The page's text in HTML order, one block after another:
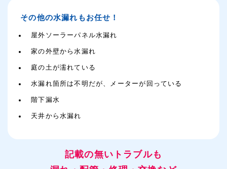
その他の水漏れもお任せ！
屋外ソーラーパネル水漏れ
家の外壁から水漏れ
庭の土が濡れている
水漏れ箇所は不明だが、メーターが回っている
階下漏水
天井から水漏れ
記載の無いトラブルも